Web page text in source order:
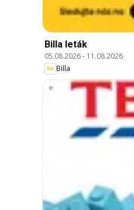
Billa leták
05.08.2026- 11.08.2026
Billa